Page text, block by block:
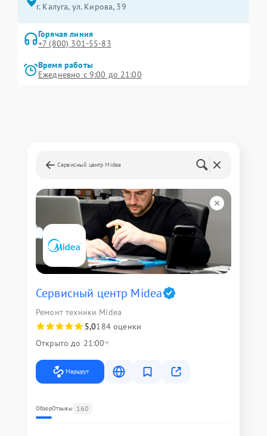
г. Калуга, ул. Кирова, 39
Горячая линия
+7 (800) 301-55-83
Время работы
Ежедневно с 9:00 до 21:00
Сервисный центр Midea
Сервисный центр Midea
Ремонт техники Midea
5,0184 оценки
Открыто до 21:00
Маршрут
ОбзорОтзывы 160